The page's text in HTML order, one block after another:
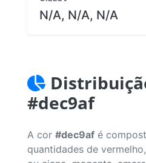
N/A, N/A, N/A
#dec9af
A cor #dec9af é
quantidades de